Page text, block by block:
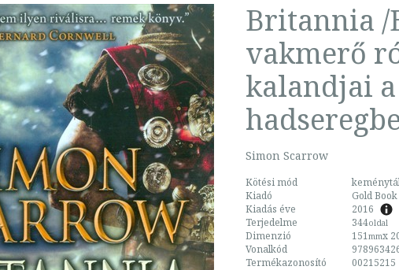
Britannia /
vakmerő
kalandjai a
Simon Scarrow
Kötési mód
Kiadó
Gold
Kiadás éve
2016
Terjedelme
344oldal
Dimenzió 151mmx
Vonalkód
Termékazonosító
00215215